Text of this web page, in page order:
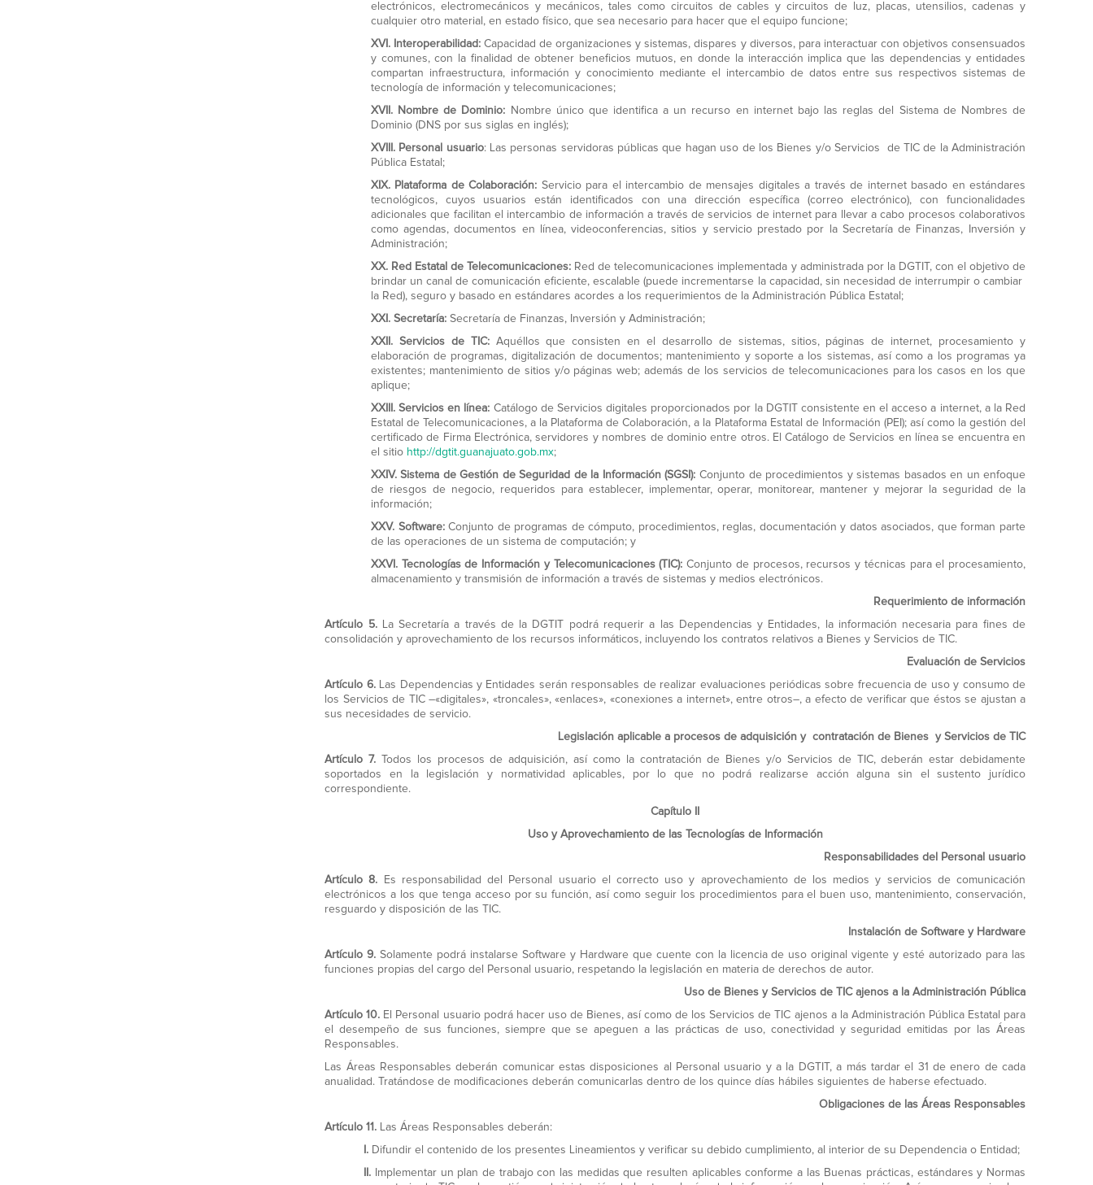
electrónicos, electromecánicos y mecánicos, tales como circuitos de cables y circuitos de luz, placas, utensilios, cadenas y
cualquier otro material, en estado físico, que sea necesario para hacer que el equipo funcione;
XVI. Interoperabilidad: Capacidad de organizaciones y sistemas, dispares y diversos, para interactuar con objetivos consensuados
y comunes, con la finalidad de obtener beneficios mutuos, en donde la interacción implica que las dependencias y entidades
compartan infraestructura, información y conocimiento mediante el intercambio de datos entre sus respectivos sistemas de
tecnología de información y telecomunicaciones;
XVII. Nombre de Dominio: Nombre único que identifica a un recurso en internet bajo las reglas del Sistema de Nombres de
Dominio (DNS por sus siglas en inglés);
XVIII. Personal usuario: Las personas servidoras públicas que hagan uso de los Bienes y/o Servicios de TIC de la Administración
Pública Estatal;
XIX. Plataforma de Colaboración: Servicio para el intercambio de mensajes digitales a través de internet basado en estándares
tecnológicos, cuyos usuarios están identificados con una dirección específica (correo electrónico), con funcionalidades
adicionales que facilitan el intercambio de información a través de servicios de internet para llevar a cabo procesos colaborativos
como agendas, documentos en línea, videoconferencias, sitios y servicio prestado por la Secretaría de Finanzas, Inversión y
Administración;
XX. Red Estatal de Telecomunicaciones: Red de telecomunicaciones implementada y administrada por la DGTIT, con el objetivo de
brindar un canal de comunicación eficiente, escalable (puede incrementarse la capacidad, sin necesidad de interrumpir o cambiar
la Red), seguro y basado en estándares acordes a los requerimientos de la Administración Pública Estatal;
XXI. Secretaría:Secretaría de Finanzas, Inversión y Administración;
XXII. Servicios de TIC:Aquéllos que consisten en el desarrollo de sistemas, sitios, páginas de internet, procesamiento y
elaboración de programas, digitalización de documentos; mantenimiento y soporte a los sistemas, así como a los programas ya
existentes; mantenimiento de sitios y/o páginas web; además de los servicios de telecomunicaciones para los casos en los que
aplique;
XXIII.Servicios en línea: Catálogo de Servicios digitales proporcionados por la DGTIT consistente en el acceso a internet, a la Red
Estatal de Telecomunicaciones, a la Plataforma de Colaboración, a la Plataforma Estatal de Información (PEI); así como la gestión del
certificado de Firma Electrónica, servidores y nombres de dominio entre otros. El Catálogo de Servicios en línea se encuentra en
el sitio http://dgtit.guanajuato.gob.mx;
XXIV.Sistema de Gestión de Seguridad de la Información (SGSI): Conjunto de procedimientos y sistemas basados en un enfoque
de riesgos de negocio, requeridos para establecer, implementar, operar, monitorear, mantener y mejorar la seguridad de la
información;
XXV. Software:Conjunto de programas de cómputo, procedimientos, reglas, documentación y datos asociados, que forman parte
de las operaciones de un sistema de computación; y
XXVI.
Tecnologías de Información y Telecomunicaciones (TIC): Conjunto de procesos, recursos y técnicas para el procesamiento,
almacenamiento y transmisión de información a través de sistemas y medios electrónicos.
Requerimiento de información
Artículo 5. La Secretaría a través de la DGTIT podrá requerir a las Dependencias y Entidades, la información necesaria para fines de
consolidación y aprovechamiento de los recursos informáticos, incluyendo los contratos relativos a Bienes y Servicios de TIC.
Evaluación de Servicios
Artículo 6.Las Dependencias y Entidades serán responsables de realizar evaluaciones periódicas sobre frecuencia de uso y consumo de
los Servicios de TIC –«digitales», «troncales», «enlaces», «conexiones a internet», entre otros–, a efecto de verificar que éstos se ajustan a
sus necesidades de servicio.
Legislación aplicable a procesos de adquisición y contratación de Bienes y Servicios de TIC
Artículo 7. Todos los procesos de adquisición, así como la contratación de Bienes y/o Servicios de TIC, deberán estar debidamente
soportados en la legislación y normatividad aplicables, por lo que no podrá realizarse acción alguna sin el sustento jurídico
correspondiente.
Capítulo II
Uso y Aprovechamiento de las Tecnologías de Información
Responsabilidades del Personal usuario
Artículo 8.
Es responsabilidad del Personal usuario el correcto uso y aprovechamiento de los medios y servicios de comunicación
electrónicos a los que tenga acceso por su función, así como seguir los procedimientos para el buen uso, mantenimiento, conservación,
resguardo y disposición de las TIC.
Instalación de Software y Hardware
Artículo 9. Solamente podrá instalarse Software y Hardware que cuente con la licencia de uso original vigente y esté autorizado para las
funciones propias del cargo del Personal usuario, respetando la legislación en materia de derechos de autor.
Uso de Bienes y Servicios de TIC ajenos a la Administración Pública
Artículo 10. El Personal usuario podrá hacer uso de Bienes, así como de los Servicios de TIC ajenos a la Administración Pública Estatal para
el desempeño de sus funciones, siempre que se apeguen a las prácticas de uso, conectividad y seguridad emitidas por las Áreas
Responsables.
Las Áreas Responsables deberán comunicar estas disposiciones al Personal usuario y a la DGTIT, a más tardar el 31 de enero de cada
anualidad. Tratándose de modificaciones deberán comunicarlas dentro de los quince días hábiles siguientes de haberse efectuado.
Obligaciones de las Áreas Responsables
Artículo 11. Las Áreas Responsables deberán:
I. Difundir el contenido de los presentes Lineamientos y verificar su debido cumplimiento, al interior de su Dependencia o Entidad;
II.
Implementar un plan de trabajo con las medidas que resulten aplicables conforme a las Buenas prácticas, estándares y Normas